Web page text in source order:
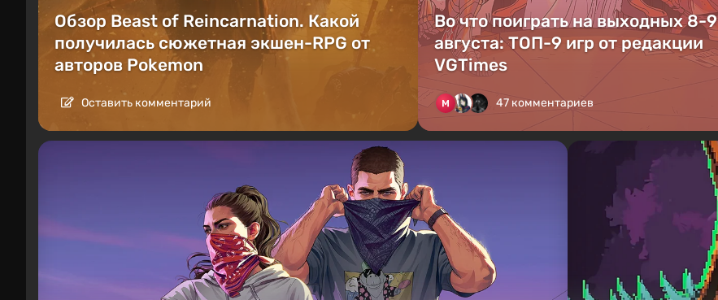
Обзор Beast of Reincarnation. Какой
получилась сюжетная экшен-RPG от
авторов Pokemon
Оставить комментарий
Во что поиграть на выходных 8-9
августа: ТОП-9 игр от редакции
VGTimes
47 комментариев